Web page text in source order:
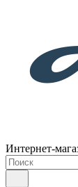
Интернет-